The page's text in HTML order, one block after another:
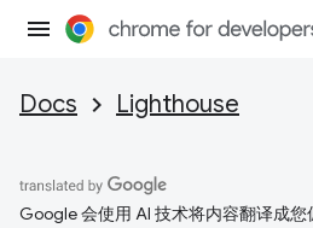
Docs Lighthouse
Google 会使用 AI 技术将内容翻译成